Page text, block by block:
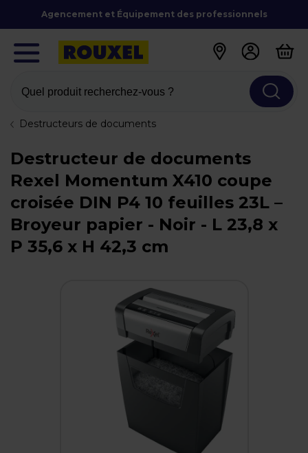
Agencement et Équipement des professionnels
Quel produit recherchez-vous ?
Destructeurs de documents
Destructeur de documents
Rexel Momentum X410 coupe
croisée DIN P4 10 feuilles 23L –
Broyeur papier - Noir - L 23,8 x
P 35,6 x H 42,3 cm